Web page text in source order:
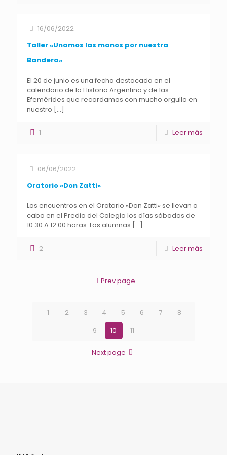
16/06/2022
Taller «Unamos las manos por nuestra
Bandera»
El 20 de junio es una fecha destacada en el
calendario de la Historia Argentina y de las
Efemérides que recordamos con mucho orgullo en
nuestro […]
1 Leer más
06/06/2022
Oratorio «Don Zatti»
Los encuentros en el Oratorio «Don Zatti» se llevan a
cabo en el Predio del Colegio los días sábados de
10.30 A 12:00 horas. Los alumnas […]
2 Leer más
Prev page
1 2 3 4 5 6 7
8
9
10 11
Next page